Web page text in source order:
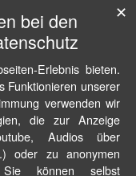
bei den
Erlebnis bieten.
Funktionieren unserer
verwenden wir
die zur Anzeige
Audios über
oder zu anonymen
Sie können selbst
✕